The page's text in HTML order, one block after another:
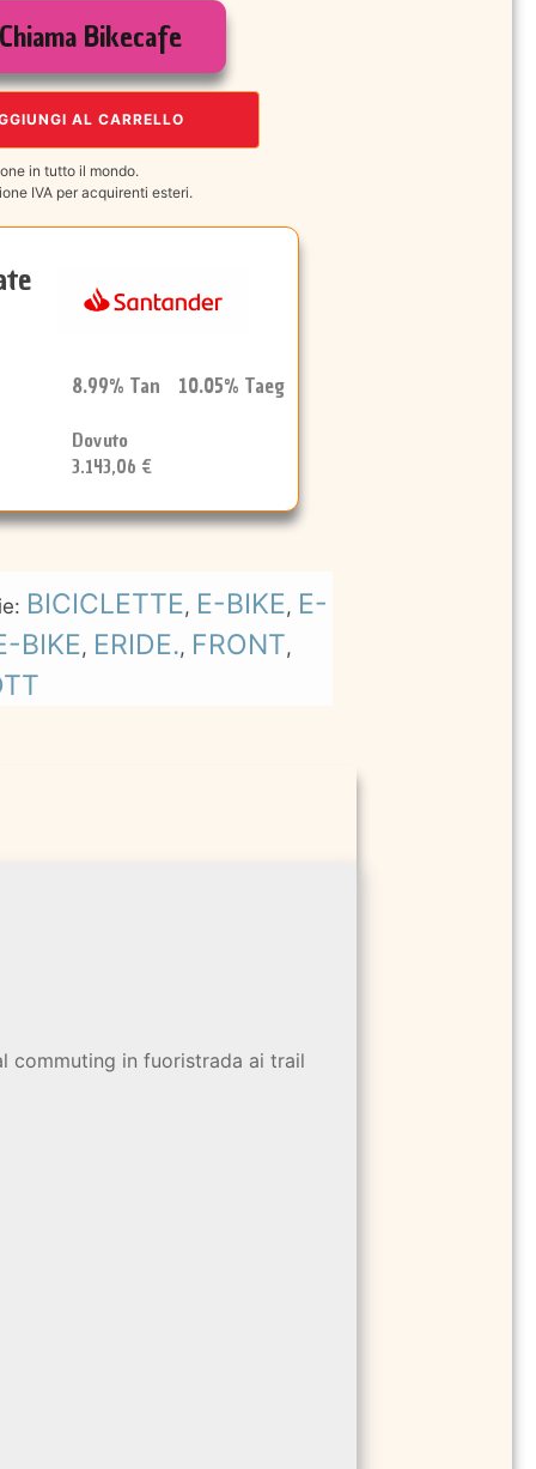
Chiama Bikecafe
AL CARRELLO
in tutto il mondo.
IVA per acquirenti esteri.
8.99% Tan 10.05% Taeg
Dovuto
3.143,06 €
BICICLETTE, E-BIKE, E-
BIKE, ERIDE., FRONT,
commuting in fuoristrada ai trail